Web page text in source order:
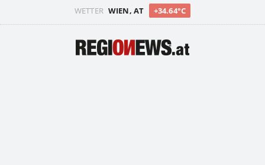
WETTER WIEN, AT +34.64°C